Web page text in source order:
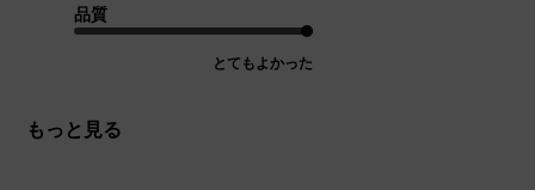
品質
とてもよかった
もっと見る